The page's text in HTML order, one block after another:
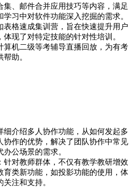
集、邮件合并应用技巧等内容，满足
学习中对软件功能深入挖掘的需求。
表格速成集训营，旨在快速提升用户
体现了对特定技能的针对性培训。
算机二级等考辅导直播回放，为有考
助。
细介绍多人协作功能，从如何发起多
协作的优势，解决了团队协作中常见
公场景的需求。
针对教师群体，不仅有教学教研增效
育类新功能，如投影功能的使用，体
注和支持。